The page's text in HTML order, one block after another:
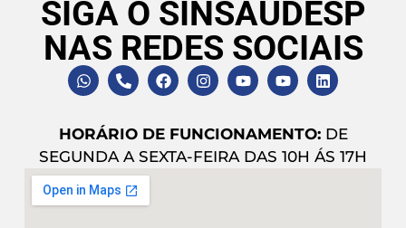
SIGA O SINSAÚDESP
NAS REDES SOCIAIS
HORÁRIO DE FUNCIONAMENTO:DE
SEGUNDA A SEXTA-FEIRA DAS 10H ÁS 17H